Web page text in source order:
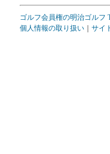
ゴルフ会員権の明治ゴルフ
個人情報の取り扱い
サイ